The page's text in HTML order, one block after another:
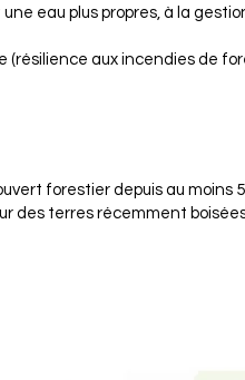
eau plus propres, à la
aux incendies de
forestier depuis au moins
des terres récemment